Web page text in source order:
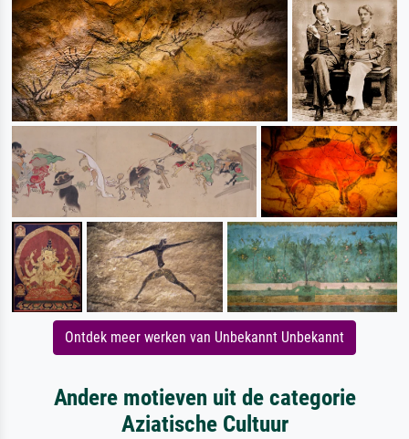
Ontdek meer werken van Unbekannt Unbekannt
Andere motieven uit de categorie
Aziatische Cultuur